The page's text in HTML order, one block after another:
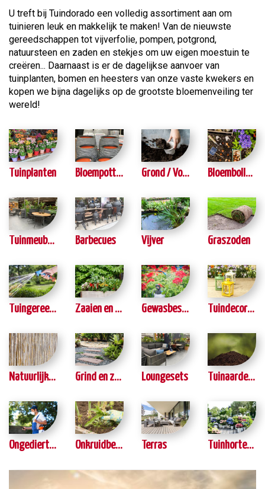
U treft bij Tuindorado een volledig assortiment aan om
tuinieren leuk en makkelijk te maken! Van de nieuwste
gereedschappen tot vijverfolie, pompen, potgrond,
natuursteen en zaden en stekjes om uw eigen moestuin te
creëren... Daarnaast is er de dagelijkse aanvoer van
tuinplanten, bomen en heesters van onze vaste kwekers en
kopen we bijna dagelijks op de grootste bloemenveiling ter
wereld!
Tuinplanten Bloempotten buiten Grond / Voeding Bloembollen / Zaden
Tuinmeubelen Barbecues Vijver Graszoden
Tuingereedschap Zaaien en kweken Gewasbescherming Tuindecoratie
Natuurlijke tuinafscheidingen Grind en zand Loungesets Tuinaarde en Potgrond
Ongedierte bestrijding Onkruidbestrijding Terras Tuinhortensia